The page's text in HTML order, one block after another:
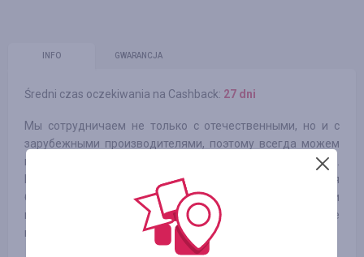
INFO GWARANCJA
Średni czas oczekiwania na Cashback: 27 dni
Мы сотрудничаем не только с отечественными, но и с
зарубежными производителями, поэтому всегда можем
предложить нашим клиентам широкий ассортимент.
Каталог нашего интернет-магазина включает в себя
большое разнообразие различных декоративных и
конструкторских решений, благодаря чему вы будете
иметь большую свободу для творчества.